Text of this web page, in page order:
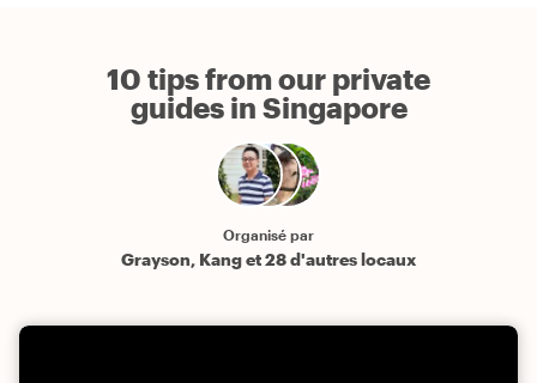
10 tips from our private
guides in Singapore
Organisé par
Grayson, Kang et 28 d'autres locaux